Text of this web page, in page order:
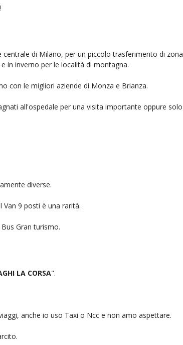
di Milano, per un piccolo trasferimento di
in inverno per le località di montagna.
con le migliori aziende di Monza e Brianza.
all'ospedale per una visita importante oppure
diverse.
9 posti è una rarità.
Gran turismo.
LA CORSA".
anche io uso Taxi o Ncc e non amo aspettare.